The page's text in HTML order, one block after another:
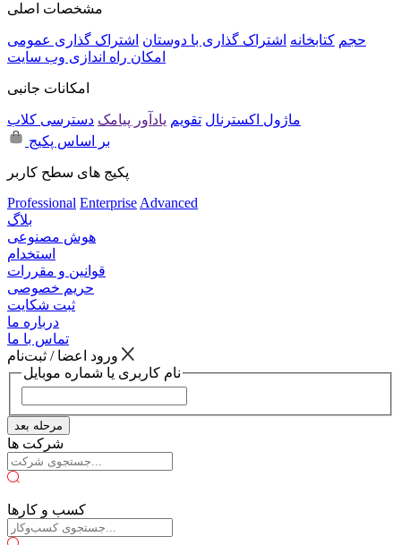
مشخصات اصلی
حجم کتابخانه اشتراک گذاری با دوستان اشتراک گذاری عمومی
امکان راه اندازی وب سایت
امکانات جانبی
ماژول اکسترنال تقویم یادآور پیامک دسترسی کلاب
بر اساس پکیج
پکیج های سطح کاربر
Professional EnterpriseAdvanced
بلاگ
هوش مصنوعی
استخدام
قوانین و مقررات
حریم خصوصی
ثبت شکایت
درباره ما
تماس با ما
نام کاربری یا شماره موبایل
مرحله بعد
شرکت ها
کسب و کارها